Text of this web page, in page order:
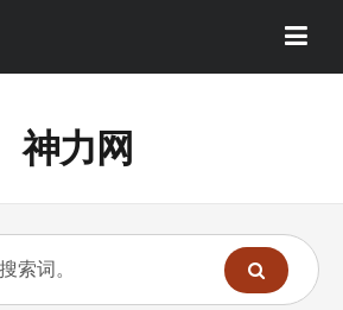
神力网